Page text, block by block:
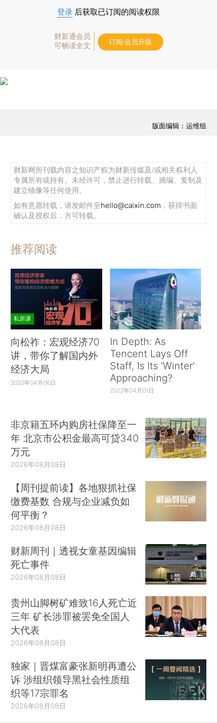
登录 后获取已订阅的阅读权限
财新通会员
可畅读全文
订阅/会员升级
版面编辑：运维组
财新网所刊载内容之知识产权为财新传媒及/或相关权利人
专属所有或持有。未经许可，禁止进行转载、摘编、复制及
建立镜像等任何使用。
如有意愿转载，请发邮件至hello@caixin.com ，获得书面
确认及授权后，方可转载。
推荐阅读
私房课
向松祚：宏观经济70
讲，带你了解国内外
经济大局
2022年04月06日
In Depth: As
Tencent Lays Off
Staff, Is Its ‘Winter’
Approaching?
2022年04月01日
非京籍五环内购房社保降至一
年 北京市公积金最高可贷340
万元
2026年08月08日
【周刊提前读】各地狠抓社保
缴费基数 合规与企业减负如
何平衡？
2026年08月08日
财新周刊｜透视女童基因编辑
死亡事件
2026年08月08日
贵州山脚树矿难致16人死亡近
三年 矿长涉罪被罢免全国人
大代表
2026年08月08日
独家｜晋煤富豪张新明再遭公
诉 涉组织领导黑社会性质组
织等17宗罪名
2026年08月08日